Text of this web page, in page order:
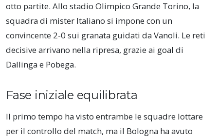
otto partite. Allo stadio Olimpico Grande Torino, la
squadra di mister Italiano si impone con un
convincente 2-0 sui granata guidati da Vanoli. Le reti
decisive arrivano nella ripresa, grazie ai goal di
Dallinga e Pobega.
Fase iniziale equilibrata
Il primo tempo ha visto entrambe le squadre lottare
per il controllo del match, ma il Bologna ha avuto